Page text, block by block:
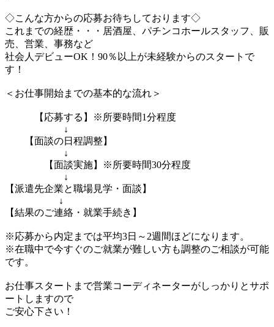
◇こんな方からの応募お待ちしております◇
これまでの経歴・・・居酒屋、パチンコホールスタッフ、販
売、営業、事務など
社会人デビューOK！90％以上が未経験からのスタートで
す！
＜お仕事開始までの基本的な流れ＞
【応募する】※所要時間1分程度
↓
【面談の日程調整】
↓
【面談実施】※所要時間30分程度
↓
【派遣先企業と職場見学・面談】
↓
【結果のご連絡・就業手続き】
※応募から内定までは平均3日～2週間ほどになります。
※在職中で今すぐのご就業が難しい方も調整のご相談が可能
です。
お仕事スタートまで営業コーディネーターがしっかりとサポ
ートしますので
ご安心下さい！